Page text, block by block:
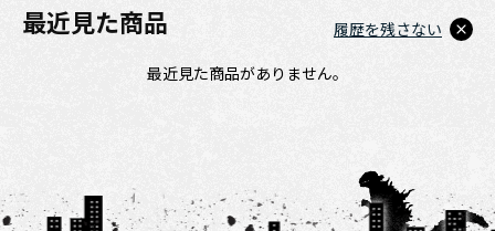
最近見た商品
最近見た商品がありません。
履歴を残さない